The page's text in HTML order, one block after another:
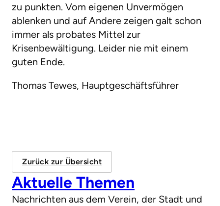
zu punkten. Vom eigenen Unvermögen
ablenken und auf Andere zeigen galt schon
immer als probates Mittel zur
Krisenbewältigung. Leider nie mit einem
guten Ende.
Thomas Tewes, Hauptgeschäftsführer
Zurück zur Übersicht
Aktuelle Themen
Nachrichten aus dem Verein, der Stadt und